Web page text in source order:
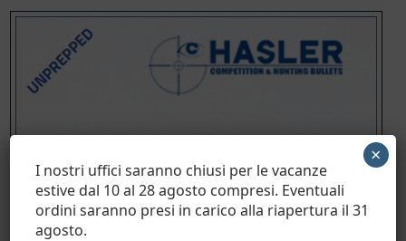
prezzo:
€ 43,88
€ 175,50
I nostri uffici saranno chiusi per le vacanze
estive dal 10 al 28 agosto compresi. Eventuali
ordini saranno presi in carico alla riapertura il 31
agosto.
×